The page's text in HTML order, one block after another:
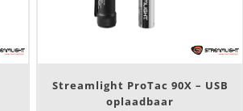
Streamlight ProTac 90X – USB
oplaadbaar